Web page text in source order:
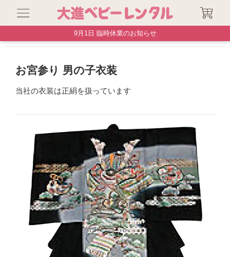
9月1日 臨時休業のお知らせ
お宮参り 男の子衣装
お宮参り 男の子衣装
当社の衣装は正絹を扱っています